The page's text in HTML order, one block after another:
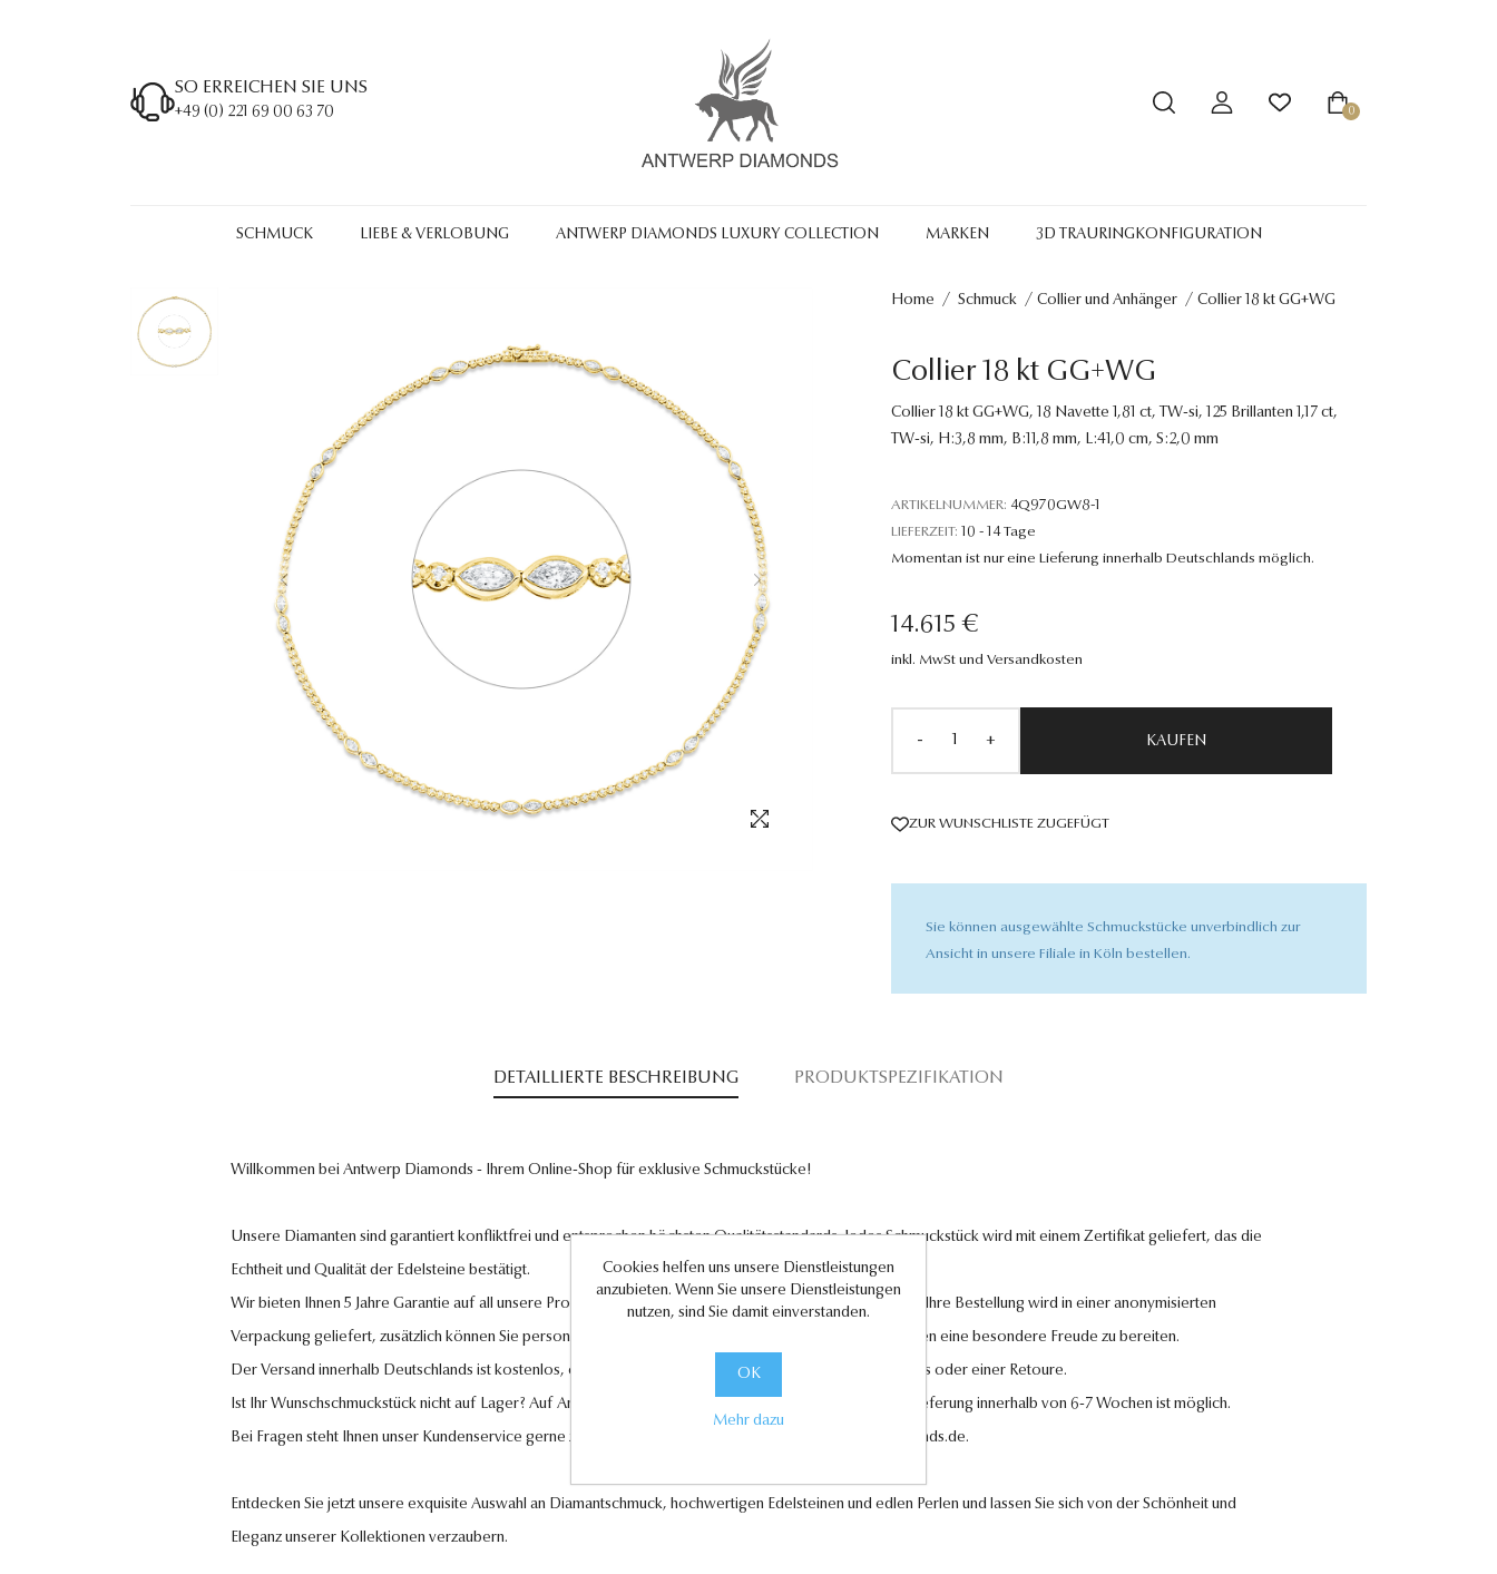
SO ERREICHEN SIE UNS
+49 (0) 221 69 00 63 70 0
SCHMUCK LIEBE & VERLOBUNG ANTWERP DIAMONDS LUXURY COLLECTION MARKEN 3D TRAURINGKONFIGURATION
Home / Schmuck / Collier und Anhänger / Collier 18 kt GG+WG
Collier 18 kt GG+WG
Collier 18 kt GG+WG, 18 Navette 1,81 ct, TW-si, 125 Brillanten 1,17 ct,
TW-si, H:3,8 mm, B:11,8 mm, L:41,0 cm, S:2,0 mm
ARTIKELNUMMER: 4Q970GW8-1
LIEFERZEIT: 10 - 14 Tage
Momentan ist nur eine Lieferung innerhalb Deutschlands möglich.
14.615 €
inkl. MwSt und Versandkosten
- + KAUFEN
ZUR WUNSCHLISTE ZUGEFÜGT
Sie können ausgewählte Schmuckstücke unverbindlich zur
Ansicht in unsere Filiale in Köln bestellen.
DETAILLIERTE BESCHREIBUNG PRODUKTSPEZIFIKATION
Willkommen bei Antwerp Diamonds - Ihrem Online-Shop für exklusive Schmuckstücke!
Unsere Diamanten sind garantiert konfliktfrei und entsprechen höchsten Qualitätsstandards. Jedes Schmuckstück wird mit einem Zertifikat geliefert, das die
Echtheit und Qualität der Edelsteine bestätigt.
Wir bieten Ihnen 5 Jahre Garantie auf all unsere Produkte und legen großen Wert auf Ihre Zufriedenheit. Ihre Bestellung wird in einer anonymisierten
Verpackung geliefert, zusätzlich können Sie personalisierte Geschenkkarten hinzufügen, um Ihren Liebsten eine besondere Freude zu bereiten.
Der Versand innerhalb Deutschlands ist kostenlos, ebenso wie der Rückversand im Falle eines Umtauschs oder einer Retoure.
Ist Ihr Wunschschmuckstück nicht auf Lager? Auf Anfrage können wir es für Sie anfertigen lassen. Eine Lieferung innerhalb von 6-7 Wochen ist möglich.
Bei Fragen steht Ihnen unser Kundenservice gerne zur Verfügung unter kundenservice@antwerp-diamonds.de.
Entdecken Sie jetzt unsere exquisite Auswahl an Diamantschmuck, hochwertigen Edelsteinen und edlen Perlen und lassen Sie sich von der Schönheit und
Eleganz unserer Kollektionen verzaubern.
Cookies helfen uns unsere Dienstleistungen
anzubieten. Wenn Sie unsere Dienstleistungen
nutzen, sind Sie damit einverstanden.
OK
Mehr dazu